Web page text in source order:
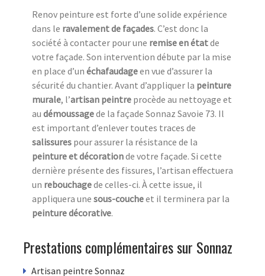
Renov peinture est forte d’une solide expérience
dans le ravalement de façades. C’est donc la
société à contacter pour une remise en étatde
votre façade. Son intervention débute par la mise
en place d’un échafaudageen vue d’assurer la
sécurité du chantier. Avant d’appliquer la peinture
murale, l’artisan peintre procède au nettoyage et
au démoussagede la façade Sonnaz Savoie 73. Il
est important d’enlever toutes traces de
salissures pour assurer la résistance de la
peinture et décorationde votre façade. Si cette
dernière présente des fissures, l’artisan effectuera
un rebouchagede celles-ci. À cette issue, il
appliquera une sous-coucheet il terminera par la
peinture décorative.
Prestations complémentaires sur Sonnaz
Artisan peintre Sonnaz